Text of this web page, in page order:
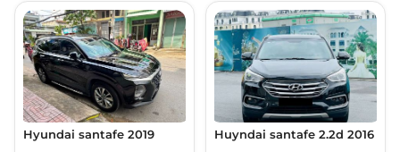
Hyundai santafe 2019 Huyndai santafe 2.2d 2016